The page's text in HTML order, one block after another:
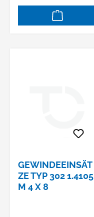
GEWINDEEINSÄT
ZE TYP 302 1.4105
M 4 X 8